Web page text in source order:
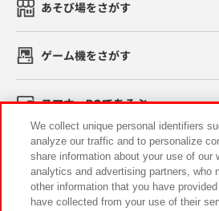
あそび場をさがす
ゲーム機をさがす
スマホ・PCであそぶ
イベント・キャンペーン
We collect unique personal identifiers
analyze our traffic and to personalize
share information about your use of our
analytics and advertising partners, who
other information that you have
have collected from your use of their